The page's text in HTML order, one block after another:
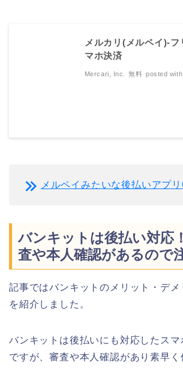
メルカリ(メルペイ)-フ
マホ決済
Mercari, Inc. 無料 posted with
メルペイみたいな後払いアプ
バンキットは後払い対応
査や本人確認があるので
記事ではバンキットのメリット・デメ
を紹介しました。
バンキットは後払いにも対応したスマ
ですが、審査や本人確認があり素早く